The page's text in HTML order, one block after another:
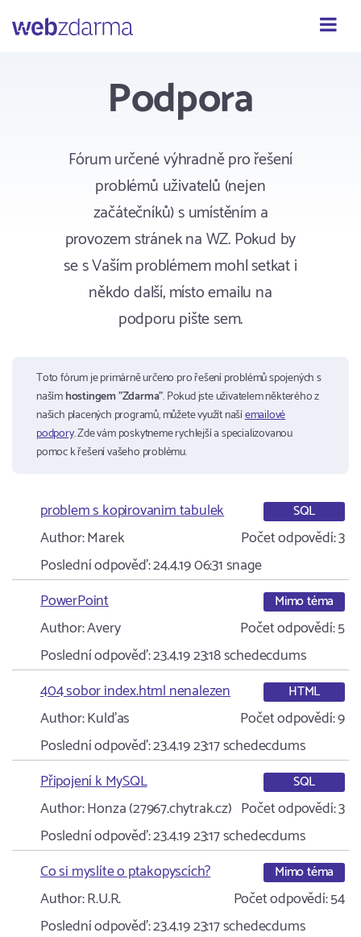
Podpora
Fórum určené výhradně pro řešení
problémů uživatelů (nejen
začátečníků) s umístěním a
provozem stránek na WZ. Pokud by
se s Vaším problémem mohl setkat i
někdo další, místo emailu na
podporu pište sem.
Toto fórum je primárně určeno pro řešení problémů spojených s
našímhostingem "Zdarma". Pokud jste uživatelem některého z
našich placených programů, můžete využít našíemailové
podpory. Zde vám poskytneme rychlejší a specializovanou
pomoc k řešení vašeho problému.
problem s kopirovanim tabulek SQL
Author:Marek Počet odpovědí:3
Poslední odpověď:24.4.19 06:31snage
PowerPoint
Mimo téma
Author:Avery Počet odpovědí:5
Poslední odpověď:23.4.19 23:18schedecdums
404 sobor index.html nenalezen
HTML
Author:Kulďas Počet odpovědí:9
Poslední odpověď:23.4.19 23:17schedecdums
Připojení k MySQL
SQL
Author:Honza (27967.chytrak.cz) Počet odpovědí:3
Poslední odpověď:23.4.19 23:17schedecdums
Co si myslíte o ptakopyscích?
Mimo téma
Author:R.U.R. Počet odpovědí:54
Poslední odpověď:23.4.19 23:17schedecdums